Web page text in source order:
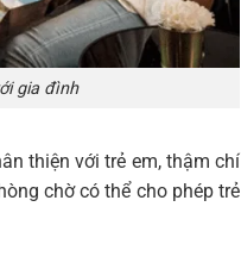
gia đình
thiện với trẻ em, thậm chí
chờ có thể cho phép trẻ